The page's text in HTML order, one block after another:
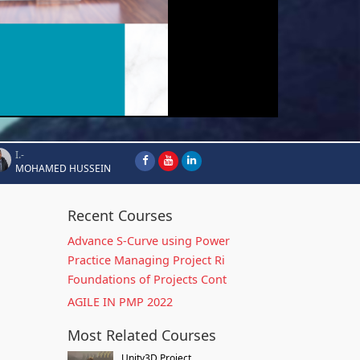
I.-
MOHAMED HUSSEIN
Recent Courses
Advance S-Curve using Power
Practice Managing Project Ri
Foundations of Projects Cont
AGILE IN PMP 2022
Most Related Courses